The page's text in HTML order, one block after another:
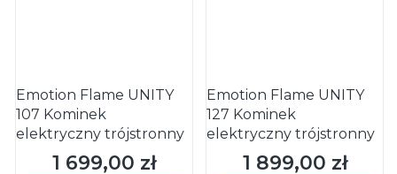
Emotion Flame UNITY
107 Kominek
elektryczny trójstronny
Cena
1 699,00 zł
Emotion Flame UNITY
127 Kominek
elektryczny trójstronny
Cena
1 899,00 zł